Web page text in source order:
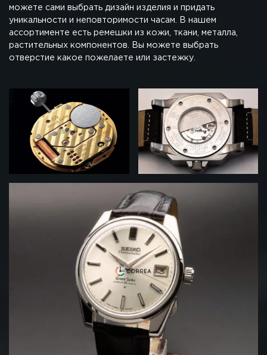
можете сами выбрать дизайн изделия и придать
уникальности и неповторимости часам. В нашем
ассортименте есть ремешки из кожи, ткани, металла,
растительных компонентов. Вы можете выбрать
отверстие какое пожелаете или застежку.